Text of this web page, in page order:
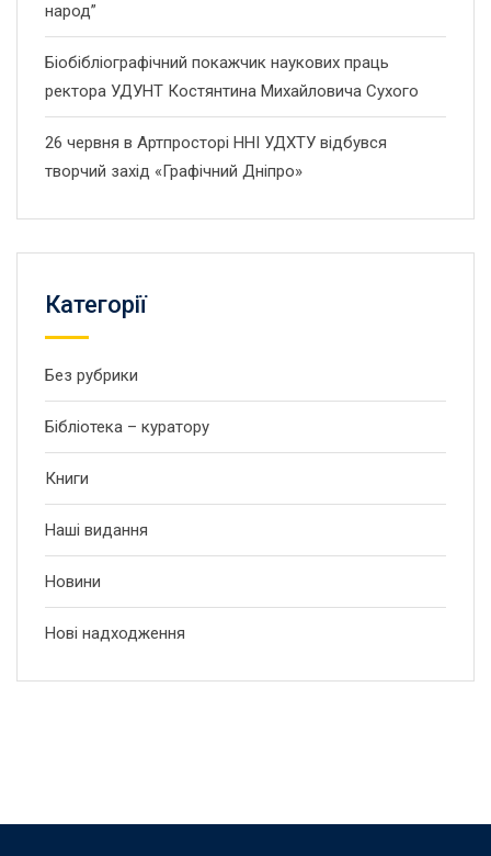
народ”
Біобібліографічний покажчик наукових праць
ректора УДУНТ Костянтина Михайловича Сухого
26 червня в Артпросторі ННІ УДХТУ відбувся
творчий захід «Графічний Дніпро»
Категорії
Без рубрики
Бібліотека – куратору
Книги
Наші видання
Новини
Нові надходження